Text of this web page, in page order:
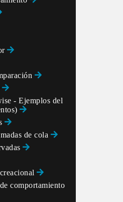
- Ejemplos del
de cola
comportamiento